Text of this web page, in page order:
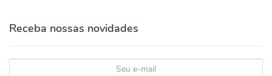
Receba nossas novidades